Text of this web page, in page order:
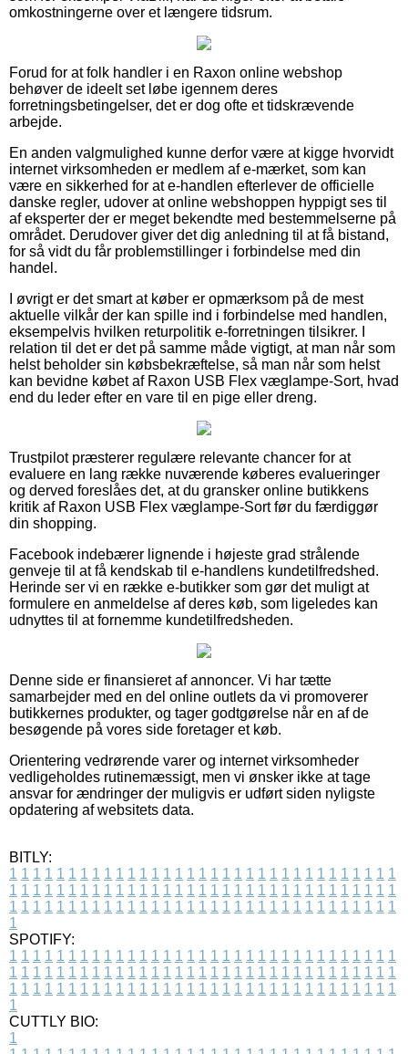
omkostningerne over et længere tidsrum.
Forud for at folk handler i en Raxon online webshop
behøver de ideelt set løbe igennem deres
forretningsbetingelser, det er dog ofte et tidskrævende
arbejde.
En anden valgmulighed kunne derfor være at kigge hvorvidt
internet virksomheden er medlem af e-mærket, som kan
være en sikkerhed for at e-handlen efterlever de officielle
danske regler, udover at online webshoppen hyppigt ses til
af eksperter der er meget bekendte med bestemmelserne på
området. Derudover giver det dig anledning til at få bistand,
for så vidt du får problemstillinger i forbindelse med din
handel.
I øvrigt er det smart at køber er opmærksom på de mest
aktuelle vilkår der kan spille ind i forbindelse med handlen,
eksempelvis hvilken returpolitik e-forretningen tilsikrer. I
relation til det er det på samme måde vigtigt, at man når som
helst beholder sin købsbekræftelse, så man når som helst
kan bevidne købet af Raxon USB Flex væglampe-Sort, hvad
end du leder efter en vare til en pige eller dreng.
Trustpilot præsterer regulære relevante chancer for at
evaluere en lang række nuværende køberes evalueringer
og derved foreslåes det, at du gransker online butikkens
kritik af Raxon USB Flex væglampe-Sort før du færdiggør
din shopping.
Facebook indebærer lignende i højeste grad strålende
genveje til at få kendskab til e-handlens kundetilfredshed.
Herinde ser vi en række e-butikker som gør det muligt at
formulere en anmeldelse af deres køb, som ligeledes kan
udnyttes til at fornemme kundetilfredsheden.
Denne side er finansieret af annoncer. Vi har tætte
samarbejder med en del online outlets da vi promoverer
butikkernes produkter, og tager godtgørelse når en af de
besøgende på vores side foretager et køb.
Orientering vedrørende varer og internet virksomheder
vedligeholdes rutinemæssigt, men vi ønsker ikke at tage
ansvar for ændringer der muligvis er udført siden nyligste
opdatering af websitets data.
BITLY:
1 1 1 1 1 1 1 1 1 1 1 1 1 1 1 1 1 1 1 1 1 1 1 1 1 1 1 1 1 1 1 1 1
1 1 1 1 1 1 1 1 1 1 1 1 1 1 1 1 1 1 1 1 1 1 1 1 1 1 1 1 1 1 1 1 1
1 1 1 1 1 1 1 1 1 1 1 1 1 1 1 1 1 1 1 1 1 1 1 1 1 1 1 1 1 1 1 1 1
1
SPOTIFY:
1 1 1 1 1 1 1 1 1 1 1 1 1 1 1 1 1 1 1 1 1 1 1 1 1 1 1 1 1 1 1 1 1
1 1 1 1 1 1 1 1 1 1 1 1 1 1 1 1 1 1 1 1 1 1 1 1 1 1 1 1 1 1 1 1 1
1 1 1 1 1 1 1 1 1 1 1 1 1 1 1 1 1 1 1 1 1 1 1 1 1 1 1 1 1 1 1 1 1
1
CUTTLY BIO:
1